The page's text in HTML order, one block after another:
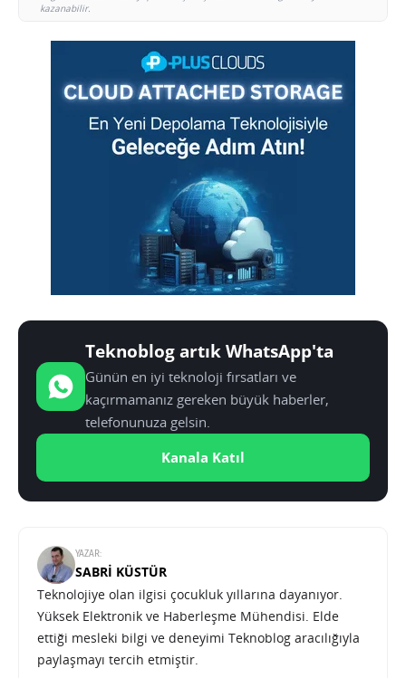
kazanabilir.
Teknoblog artık WhatsApp'ta
Günün en iyi teknoloji fırsatları ve
kaçırmamanız gereken büyük haberler,
telefonunuza gelsin.
Kanala Katıl
YAZAR:
SABRI KÜSTÜR
Teknolojiye olan ilgisi çocukluk yıllarına dayanıyor.
Yüksek Elektronik ve Haberleşme Mühendisi. Elde
ettiği mesleki bilgi ve deneyimi Teknoblog aracılığıyla
paylaşmayı tercih etmiştir.